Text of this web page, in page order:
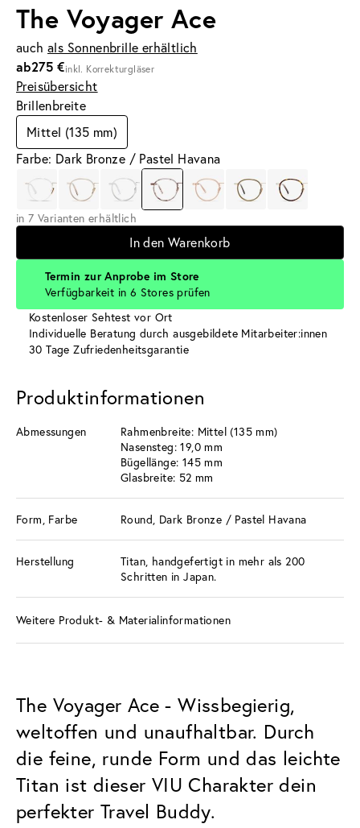
The Voyager Ace
auch als Sonnenbrille erhältlich
ab275 €inkl. Korrekturgläser
Preisübersicht
Brillenbreite
Mittel (135 mm)
Farbe: Dark Bronze / Pastel Havana
in 7 Varianten erhältlich
In den Warenkorb
Termin zur Anprobe im Store
Verfügbarkeit in 6 Stores prüfen
Kostenloser Sehtest vor Ort
Individuelle Beratung durch ausgebildete Mitarbeiter:innen
30 Tage Zufriedenheitsgarantie
Produktinformationen
Abmessungen
Rahmenbreite: Mittel (135 mm)
Nasensteg: 19,0 mm
Bügellänge: 145 mm
Glasbreite: 52 mm
Form, Farbe Round, Dark Bronze / Pastel Havana
Herstellung
Titan, handgefertigt in mehr als 200
Schritten in Japan.
Weitere Produkt- & Materialinformationen
The Voyager Ace - Wissbegierig,
weltoffen und unaufhaltbar. Durch
die feine, runde Form und das leichte
Titan ist dieser VIU Charakter dein
perfekter Travel Buddy.